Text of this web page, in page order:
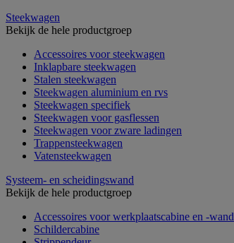
Steekwagen
Bekijk de hele productgroep
Accessoires voor steekwagen
Inklapbare steekwagen
Stalen steekwagen
Steekwagen aluminium en rvs
Steekwagen specifiek
Steekwagen voor gasflessen
Steekwagen voor zware ladingen
Trappensteekwagen
Vatensteekwagen
Systeem- en scheidingswand
Bekijk de hele productgroep
Accessoires voor werkplaatscabine en -wand
Schildercabine